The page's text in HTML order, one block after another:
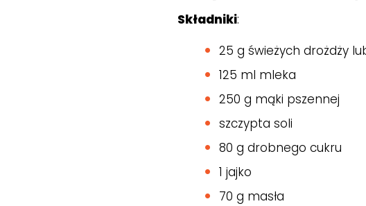
Składniki:
25 g świeżych drożdży
125 ml mleka
250 g mąki pszennej
szczypta soli
80 g drobnego cukru
1 jajko
70 g masła